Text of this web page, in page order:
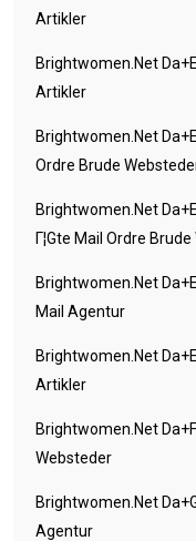
Artikler
Brightwomen.net
Artikler
Brightwomen.net
Ordre Brude
Brightwomen.net
Г¦gte Mail Ordre
Brightwomen.net
Mail Agentur
Brightwomen.net
Artikler
Brightwomen.net
Websteder
Brightwomen.net
Agentur